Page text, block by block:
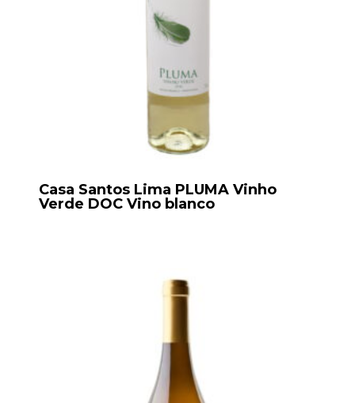
Casa Santos Lima PLUMA Vinho
Verde DOC Vino blanco